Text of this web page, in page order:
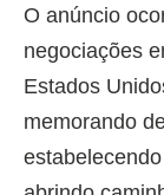
O anúncio
negociações
Estados
memorando